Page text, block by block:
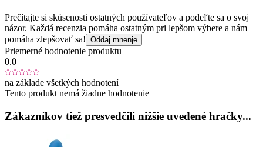
Prečítajte si skúsenosti ostatných používateľov a podeľte sa o svoj
názor. Každá recenzia pomáha ostatným pri lepšom výbere a nám
pomáha zlepšovať sa! Oddaj mnenje
Priemerné hodnotenie produktu
0.0
na základe všetkých hodnotení
Tento produkt nemá žiadne hodnotenie
Zákazníkov tiež presvedčili nižšie uvedené hračky...